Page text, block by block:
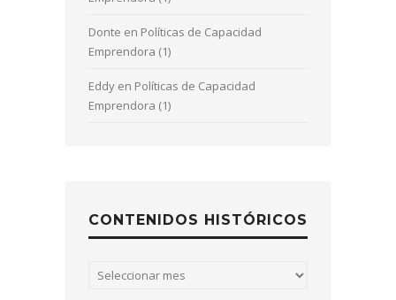
Donte en Políticas de Capacidad
Emprendora (1)
Eddy en Políticas de Capacidad
Emprendora (1)
CONTENIDOS HISTÓRICOS
Contenidos